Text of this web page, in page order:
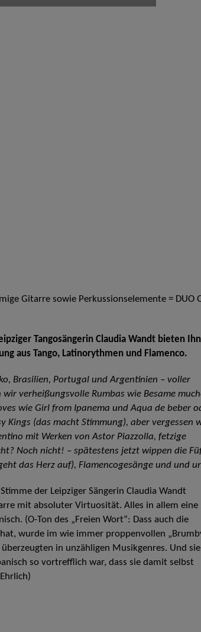
Gitarre sowie Perkussionselemente = DUO
Tangosängerin Claudia Wandt bieten
aus Tango, Latinorythmen und Flamenco.
Brasilien, Portugal und Argentinien – voller
verheißungsvolle Rumbas wie Besame
wie Girl from Ipanema und Aqua de beber
Kings (das macht Stimmung), aber vergessen
mit Werken von Astor Piazzolla, fetzige
Noch nicht! – spätestens jetzt wippen die
das Herz auf), Flamencogesänge und und
der Leipziger Sängerin Claudia Wandt
mit absoluter Virtuosität. Alles in allem eine
(O-Ton des „Freien Wort“: Dass auch die
wurde im wie immer proppenvollen
in unzähligen Musikgenres. Und sie
so vortrefflich war, dass sie damit selbst